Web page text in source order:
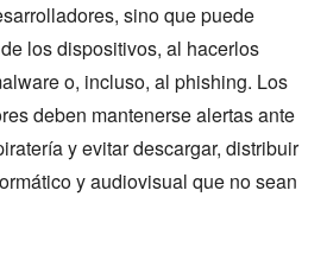
sino que puede
los dispositivos, al hacerlos
o, incluso, al phishing. Los
deben mantenerse alertas ante
y evitar descargar, distribuir
y audiovisual que no sean